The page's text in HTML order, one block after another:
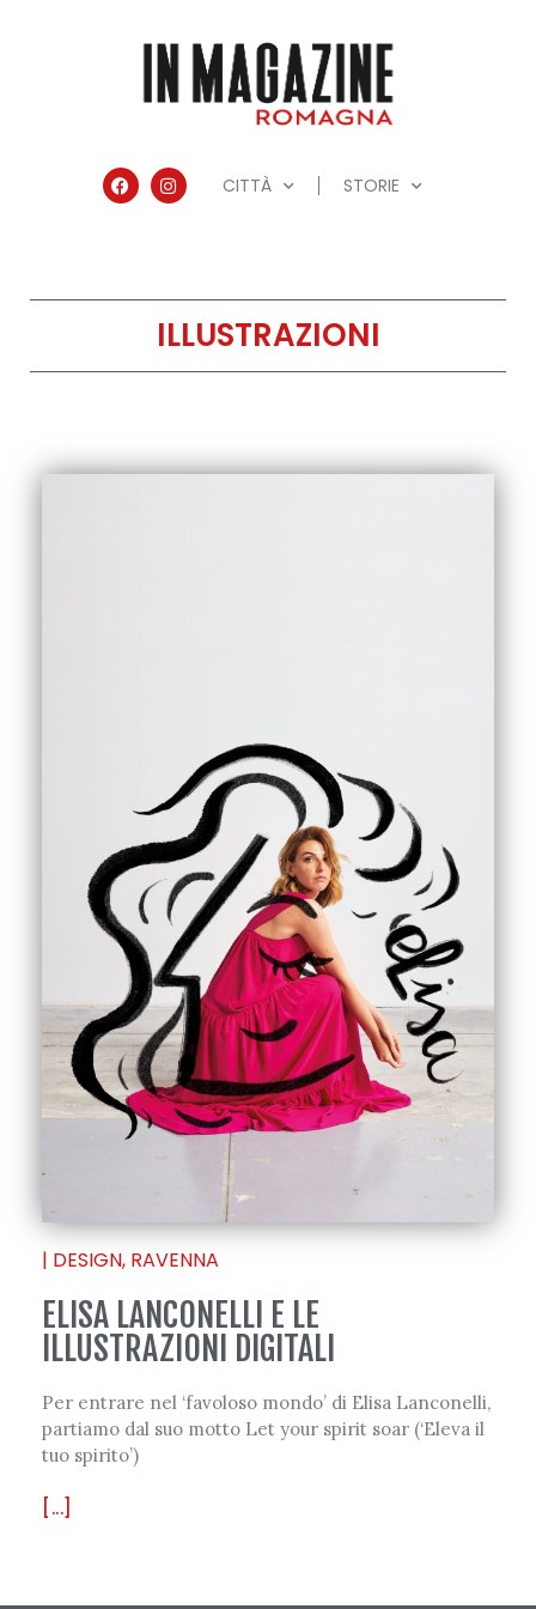
CITTÀ STORIE
ILLUSTRAZIONI
| DESIGN, RAVENNA
ELISA LANCONELLI E LE
ILLUSTRAZIONI DIGITALI
Per entrare nel ‘favoloso mondo’ di Elisa Lanconelli,
partiamo dal suo motto Let your spirit soar (‘Eleva il
tuo spirito’)
[...]